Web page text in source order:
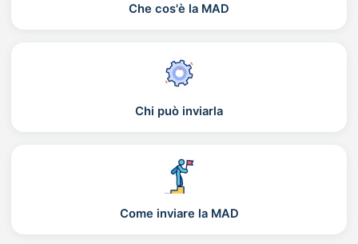
Che cos'è la MAD
Chi può inviarla
Come inviare la MAD